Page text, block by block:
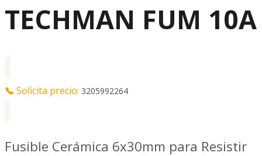
TECHMAN FUM 10A
📞 Solicita precio: 3205992264
Fusible Cerámica 6x30mm para Resistir